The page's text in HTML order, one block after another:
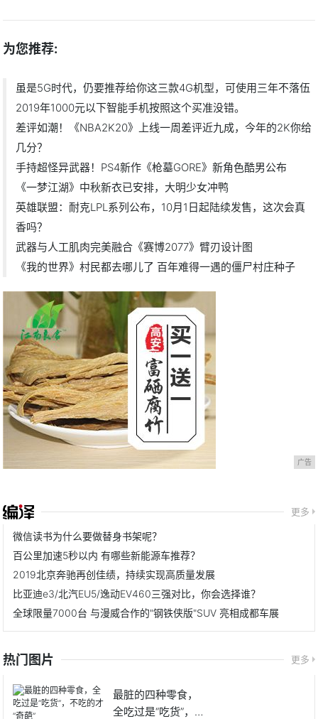
为您推荐:
虽是5G时代，仍要推荐给你这三款4G机型，可使用三年不落伍
2019年1000元以下智能手机按照这个买准没错。
差评如潮！《NBA2K20》上线一周差评近九成，今年的2K你给
几分？
手持超怪异武器！PS4新作《枪墓GORE》新角色酷男公布
《一梦江湖》中秋新衣已安排，大明少女冲鸭
英雄联盟：耐克LPL系列公布，10月1日起陆续发售，这次会真
香吗？
武器与人工肌肉完美融合《赛博2077》臂刃设计图
《我的世界》村民都去哪儿了 百年难得一遇的僵尸村庄种子
广告
更多
微信读书为什么要做替身书架呢？
百公里加速5秒以内 有哪些新能源车推荐？
2019北京奔驰再创佳绩，持续实现高质量发展
比亚迪e3/北汽EU5/逸动EV460三强对比，你会选择谁？
全球限量7000台 与漫威合作的"钢铁侠版"SUV 亮相成都车展
热门图片 更多
最脏的四种零食，
全吃过是“吃货”，不